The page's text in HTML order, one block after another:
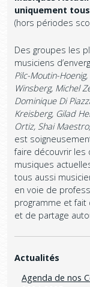
uniquement
(hors périodes
Des groupes les
musiciens
Pilc-Moutin-
Winsberg, Michel
Dominique Di
Kreisberg, Gilad
Ortiz, Shai
est
faire découvrir
musiques
tous aussi
en voie de
programme et fait
et de partage
Actualités
Agenda de nos